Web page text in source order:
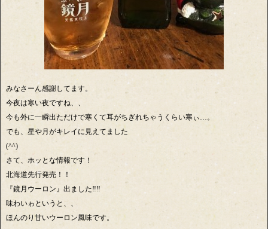
みなさーん感謝してます。
今夜は寒い夜ですね、、
今も外に一瞬出ただけで寒くて耳がちぎれちゃうくらい寒ぃ…。
でも、星や月がキレイに見えてました
(^^)
さて、ホッとな情報です！
北海道先行発売！！
『鏡月ウーロン』出ました‼︎‼︎
味わいゎというと、、
ほんのり甘いウーロン風味です。